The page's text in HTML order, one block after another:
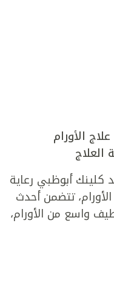
الأورام
كلينك أبوظبي رعاية
تتضمن أحدث
واسع من الأورام،